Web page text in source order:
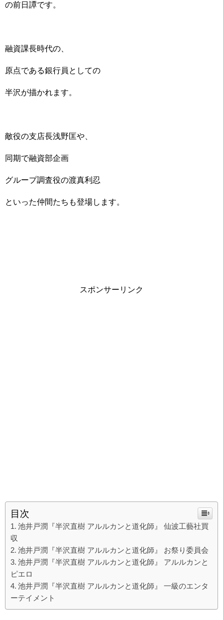
の前日譚です。
融資課長時代の、
原点である銀行員としての
半沢が描かれます。
敵役の支店長浅野匡や、
同期で融資部企画
グループ調査役の渡真利忍
といった仲間たちも登場します。
スポンサーリンク
目次
池井戸潤『半沢直樹 アルルカンと道化師』 仙波工藝社買
収
池井戸潤『半沢直樹 アルルカンと道化師』 お祭り委員会
池井戸潤『半沢直樹 アルルカンと道化師』 アルルカンと
ピエロ
池井戸潤『半沢直樹 アルルカンと道化師』 一級のエンタ
ーテイメント